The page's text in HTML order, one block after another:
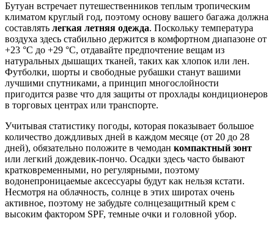
Бутуан встречает путешественников теплым тропическим
климатом круглый год, поэтому основу вашего багажа должна
составлять легкая летняя одежда. Поскольку температура
воздуха здесь стабильно держится в комфортном диапазоне от
+23 °C до +29 °C, отдавайте предпочтение вещам из
натуральных дышащих тканей, таких как хлопок или лен.
Футболки, шорты и свободные рубашки станут вашими
лучшими спутниками, а принцип многослойности
пригодится разве что для защиты от прохлады кондиционеров
в торговых центрах или транспорте.
Учитывая статистику погоды, которая показывает большое
количество дождливых дней в каждом месяце (от 20 до 28
дней), обязательно положите в чемодан компактный зонт
или легкий дождевик-пончо. Осадки здесь часто бывают
кратковременными, но регулярными, поэтому
водонепроницаемые аксессуары будут как нельзя кстати.
Несмотря на облачность, солнце в этих широтах очень
активное, поэтому не забудьте солнцезащитный крем с
высоким фактором SPF, темные очки и головной убор.